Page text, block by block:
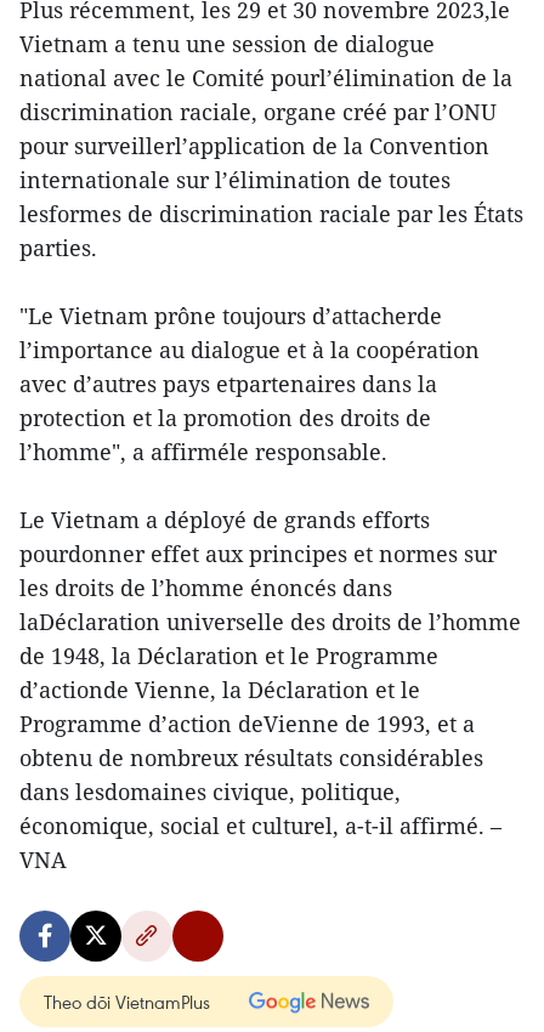
Plus récemment, les 29 et 30 novembre 2023,le
Vietnam a tenu une session de dialogue
national avec le Comité pourl’élimination de la
discrimination raciale, organe créé par l’ONU
pour surveillerl’application de la Convention
internationale sur l’élimination de toutes
lesformes de discrimination raciale par les États
parties.
"Le Vietnam prône toujours d’attacherde
l’importance au dialogue et à la coopération
avec d’autres pays etpartenaires dans la
protection et la promotion des droits de
l’homme", a affirméle responsable.
Le Vietnam a déployé de grands efforts
pourdonner effet aux principes et normes sur
les droits de l’homme énoncés dans
laDéclaration universelle des droits de l’homme
de 1948, la Déclaration et le Programme
d’actionde Vienne, la Déclaration et le
Programme d’action deVienne de 1993, et a
obtenu de nombreux résultats considérables
dans lesdomaines civique, politique,
économique, social et culturel, a-t-il affirmé. –
VNA
Theo dõi VietnamPlus